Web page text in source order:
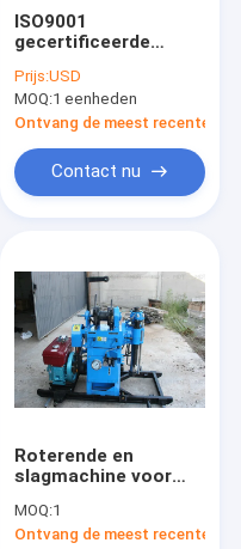
ISO9001
gecertificeerde
boorinstallatie 200m
diep boren voor bouw
Prijs:USD
MOQ:1 eenheden
Ontvang de meest recente
Contact nu
Roterende en
slagmachine voor
grondonderzoek en -
onderzoek
MOQ:1
Ontvang de meest recente